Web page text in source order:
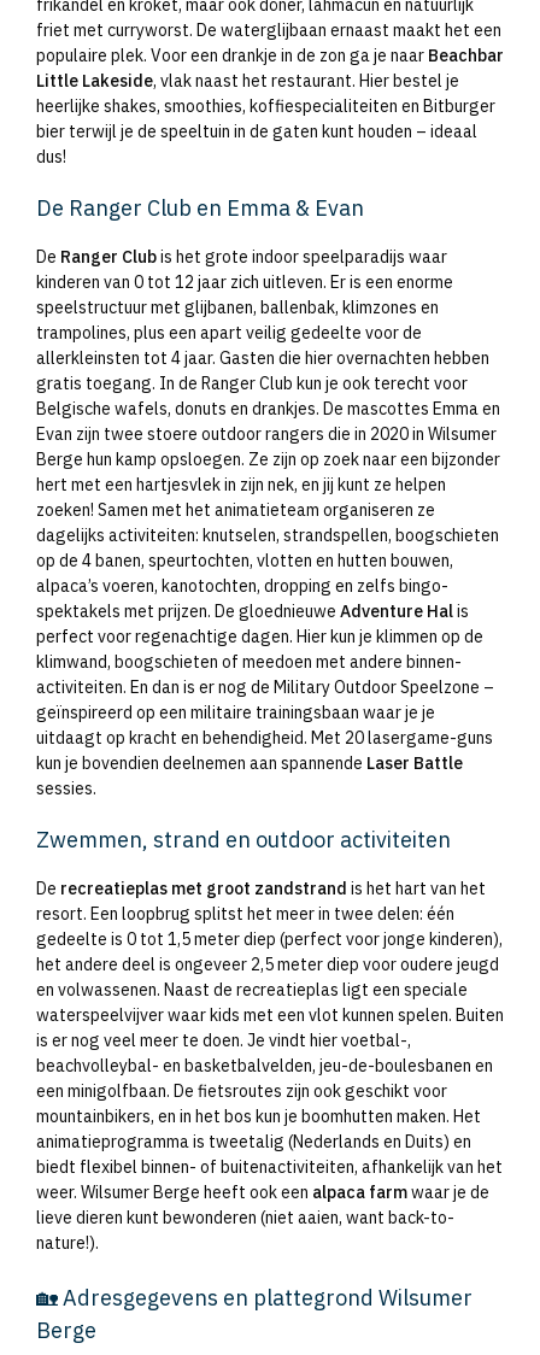
frikandel en kroket, maar ook döner, lahmacun en natuurlijk
friet met curryworst. De waterglijbaan ernaast maakt het een
populaire plek. Voor een drankje in de zon ga je naar Beachbar
Little Lakeside, vlak naast het restaurant. Hier bestel je
heerlijke shakes, smoothies, koffiespecialiteiten en Bitburger
bier terwijl je de speeltuin in de gaten kunt houden – ideaal
dus!
De Ranger Club en Emma & Evan
De Ranger Clubis het grote indoor speelparadijs waar
kinderen van 0 tot 12 jaar zich uitleven. Er is een enorme
speelstructuur met glijbanen, ballenbak, klimzones en
trampolines, plus een apart veilig gedeelte voor de
allerkleinsten tot 4 jaar. Gasten die hier overnachten hebben
gratis toegang. In de Ranger Club kun je ook terecht voor
Belgische wafels, donuts en drankjes. De mascottes Emma en
Evan zijn twee stoere outdoor rangers die in 2020 in Wilsumer
Berge hun kamp opsloegen. Ze zijn op zoek naar een bijzonder
hert met een hartjesvlek in zijn nek, en jij kunt ze helpen
zoeken! Samen met het animatieteam organiseren ze
dagelijks activiteiten: knutselen, strandspellen, boogschieten
op de 4 banen, speurtochten, vlotten en hutten bouwen,
alpaca’s voeren, kanotochten, dropping en zelfs bingo-
spektakels met prijzen. De gloednieuwe Adventure Halis
perfect voor regenachtige dagen. Hier kun je klimmen op de
klimwand, boogschieten of meedoen met andere binnen-
activiteiten. En dan is er nog de Military Outdoor Speelzone –
geïnspireerd op een militaire trainingsbaan waar je je
uitdaagt op kracht en behendigheid. Met 20 lasergame-guns
kun je bovendien deelnemen aan spannende Laser Battle
sessies.
Zwemmen, strand en outdoor activiteiten
De recreatieplas met groot zandstrand is het hart van het
resort. Een loopbrug splitst het meer in twee delen: één
gedeelte is 0 tot 1,5 meter diep (perfect voor jonge kinderen),
het andere deel is ongeveer 2,5 meter diep voor oudere jeugd
en volwassenen. Naast de recreatieplas ligt een speciale
waterspeelvijver waar kids met een vlot kunnen spelen. Buiten
is er nog veel meer te doen. Je vindt hier voetbal-,
beachvolleybal- en basketbalvelden, jeu-de-boulesbanen en
een minigolfbaan. De fietsroutes zijn ook geschikt voor
mountainbikers, en in het bos kun je boomhutten maken. Het
animatieprogramma is tweetalig (Nederlands en Duits) en
biedt flexibel binnen- of buitenactiviteiten, afhankelijk van het
weer. Wilsumer Berge heeft ook een alpaca farmwaar je de
lieve dieren kunt bewonderen (niet aaien, want back-to-
nature!).
🏡 Adresgegevens en plattegrond Wilsumer
Berge